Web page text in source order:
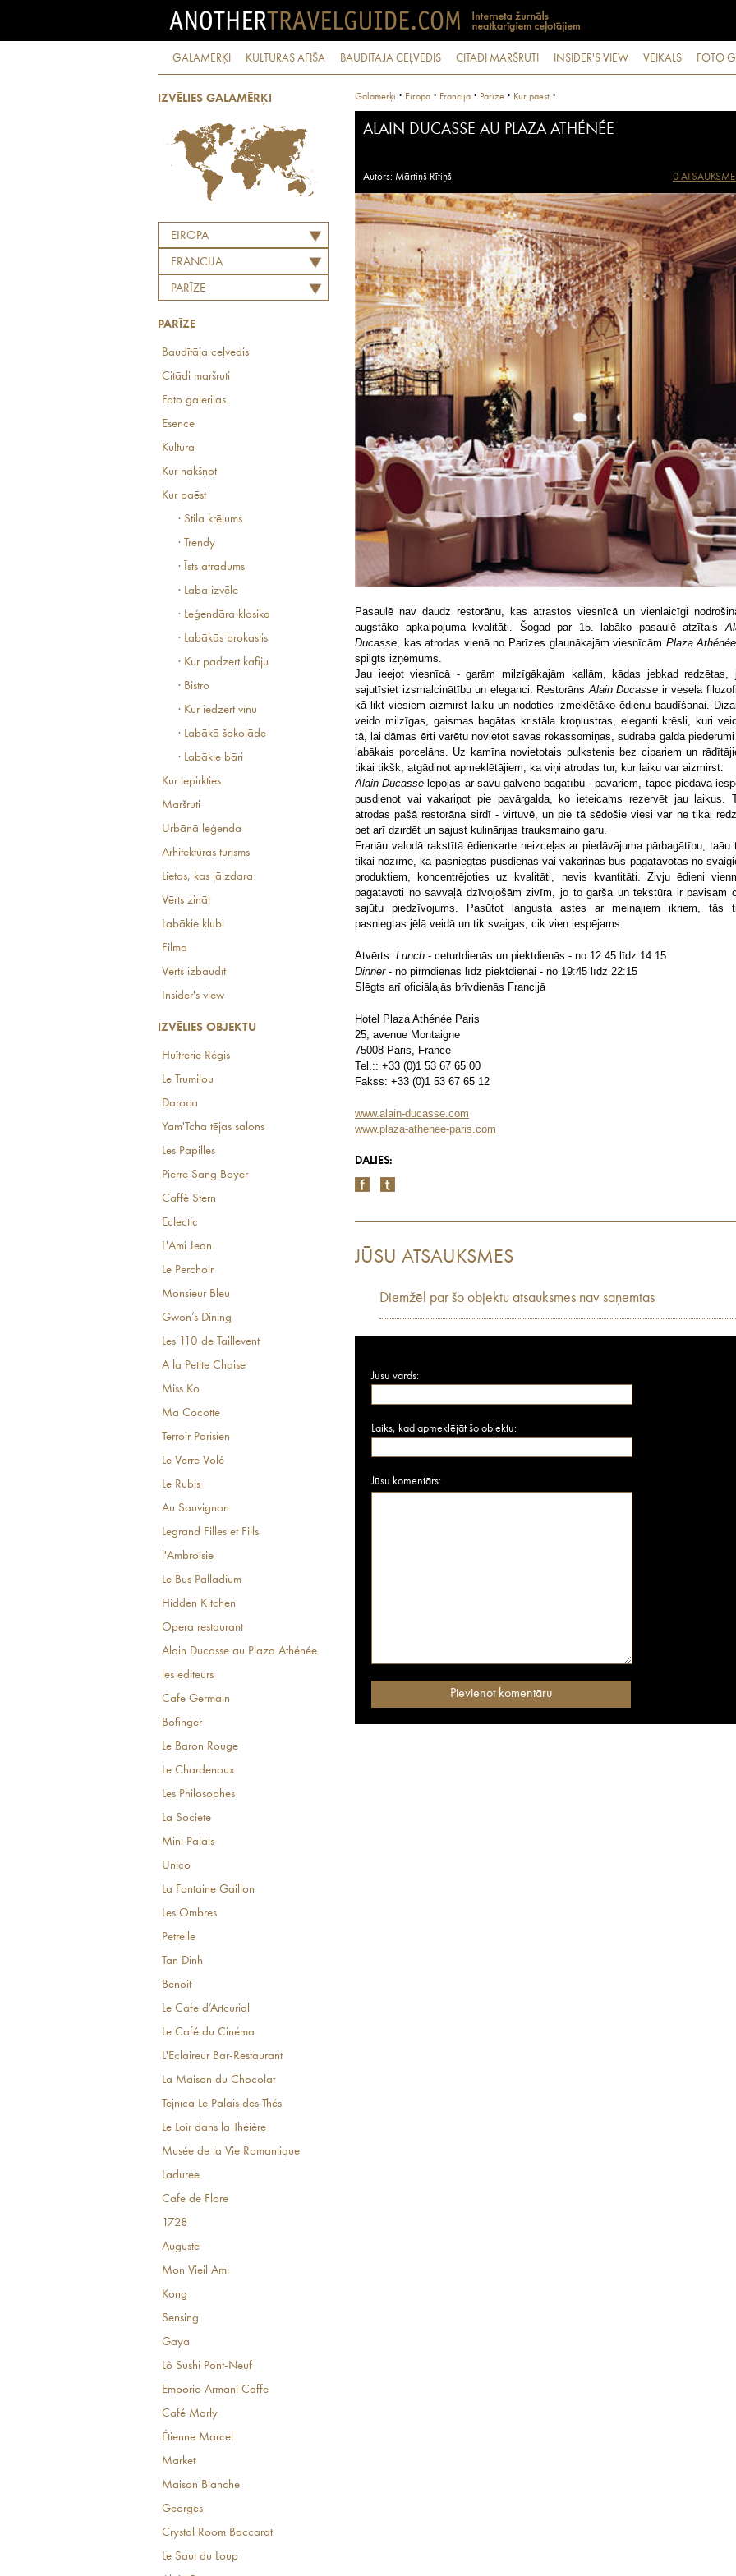
GALAMĒRĶI KULTŪRAS AFIŠA BAUDĪTĀJA CEĻVEDIS CITĀDI MARŠRUTI INSIDER'S VIEW VEIKALS FOTO
IZVĒLIES GALAMĒRĶI
EIROPA
FRANCIJA
PARĪZE
PARĪZE
Baudītāja ceļvedis
Citādi maršruti
Foto galerijas
Esence
Kultūra
Kur nakšņot
Kur paēst
· Stila krējums
· Trendy
· Īsts atradums
· Laba izvēle
· Leģendāra klasika
· Labākās brokastis
· Kur padzert kafiju
· Bistro
· Kur iedzert vīnu
· Labākā šokolāde
· Labākie bāri
Kur iepirkties
Maršruti
Urbānā leģenda
Arhitektūras tūrisms
Lietas, kas jāizdara
Vērts zināt
Labākie klubi
Filma
Vērts izbaudīt
Insider's view
IZVĒLIES OBJEKTU
Huîtrerie Régis
Le Trumilou
Daroco
Yam'Tcha tējas salons
Les Papilles
Pierre Sang Boyer
Caffè Stern
Eclectic
L'Ami Jean
Le Perchoir
Monsieur Bleu
Gwon’s Dining
Les 110 de Taillevent
A la Petite Chaise
Miss Ko
Ma Cocotte
Terroir Parisien
Le Verre Volé
Le Rubis
Au Sauvignon
Legrand Filles et Fills
l'Ambroisie
Le Bus Palladium
Hidden Kitchen
Opera restaurant
Alain Ducasse au Plaza Athénée
les editeurs
Cafe Germain
Bofinger
Le Baron Rouge
Le Chardenoux
Les Philosophes
La Societe
Mini Palais
Unico
La Fontaine Gaillon
Les Ombres
Petrelle
Tan Dinh
Benoit
Le Cafe d’Artcurial
Le Café du Cinéma
L'Eclaireur Bar-Restaurant
La Maison du Chocolat
Tējnīca Le Palais des Thés
Le Loir dans la Théière
Musée de la Vie Romantique
Laduree
Cafe de Flore
1728
Auguste
Mon Vieil Ami
Kong
Sensing
Gaya
Lô Sushi Pont-Neuf
Emporio Armani Caffe
Café Marly
Étienne Marcel
Market
Maison Blanche
Georges
Crystal Room Baccarat
Le Saut du Loup
Galamērķi · Eiropa · Francija · Parīze · Kur paēst ·
ALAIN DUCASSE AU PLAZA ATHÉNÉE
Autors: Mārtiņš Rītiņš 0
Pasaulē nav daudz restorānu, kas atrastos viesnīcā un vienlaicīgi
augstāko apkalpojuma kvalitāti. Šogad par 15. labāko pasaulē atzītais
Ducasse, kas atrodas vienā no Parīzes glaunākajām viesnīcām Plaza Athénée
spilgts izņēmums.
Jau ieejot viesnīcā - garām milzīgākajām kallām, kādas jebkad redzētas,
sajutīsiet izsmalcinātību un eleganci. RestorānsAlain Ducasse ir vesela
kā likt viesiem aizmirst laiku un nodoties izmeklētāko ēdienu baudīšanai.
veido milzīgas, gaismas bagātas kristāla kroņlustras, eleganti krēsli, kuri
tā, lai dāmas ērti varētu novietot savas rokassomiņas, sudraba galda
labākais porcelāns. Uz kamīna novietotais pulkstenis bez cipariem un
tikai tikšķ, atgādinot apmeklētājiem, ka viņi atrodas tur, kur laiku var aizmirst.
Alain Ducasse lepojas ar savu galveno bagātību - pavāriem, tāpēc piedāvā
pusdienot vai vakariņot pie pavārgalda, ko ieteicams rezervēt jau laikus.
atrodas pašā restorāna sirdī - virtuvē, un pie tā sēdošie viesi var ne tikai
bet arī dzirdēt un sajust kulinārijas trauksmaino garu.
Franāu valodā rakstītā ēdienkarte neizceļas ar piedāvājuma pārbagātību, taāu
tikai nozīmē, ka pasniegtās pusdienas vai vakariņas būs pagatavotas no
produktiem, koncentrējoties uz kvalitāti, nevis kvantitāti. Zivju ēdieni
pagatavoti no savvaļā dzīvojošām zivīm, jo to garša un tekstūra ir pavisam
sajūtu piedzīvojums. Pasūtot langusta astes ar melnajiem ikriem, tās
pasniegtas jēlā veidā un tik svaigas, cik vien iespējams.
Atvērts: Lunch - ceturtdienās un piektdienās - no 12:45 līdz 14:15
Dinner- no pirmdienas līdz piektdienai - no 19:45 līdz 22:15
Slēgts arī oficiālajās brīvdienās Francijā
Hotel Plaza Athénée Paris
25, avenue Montaigne
75008 Paris, France
Tel.:: +33 (0)1 53 67 65 00
Fakss: +33 (0)1 53 67 65 12
www.alain-ducasse.com
www.plaza-athenee-paris.com
DALIES:
JŪSU ATSAUKSMES
Diemžēl par šo objektu atsauksmes nav saņemtas
Jūsu vārds:
Laiks, kad apmeklējāt šo objektu:
Jūsu komentārs: